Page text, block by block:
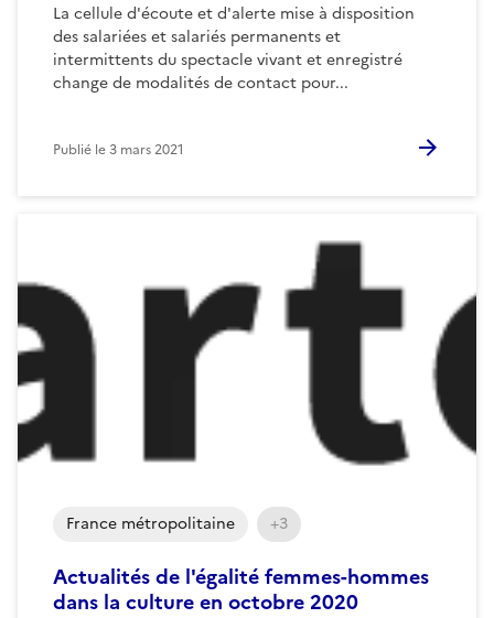
La cellule d'écoute et d'alerte mise à disposition
des salariées et salariés permanents et
intermittents du spectacle vivant et enregistré
change de modalités de contact pour...
Publié le3 mars 2021
Actualités de l'égalité femmes-hommes
dans la culture en octobre 2020
France métropolitaine +3